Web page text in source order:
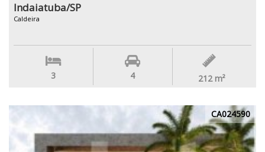
Indaiatuba/SP
Caldeira
3 4 212 m²
CA024590